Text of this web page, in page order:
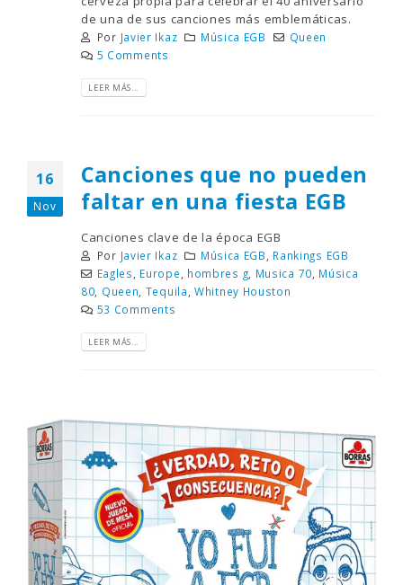
de una de sus canciones más emblemáticas.
Por Javier Ikaz Música EGB
Queen
5 Comments
LEER MÁS...
16
Nov
Canciones que no pueden
faltar en una fiesta EGB
Canciones clave de la época EGB
Por Javier Ikaz Música EGB
Rankings EGB
Eagles
Europe hombres g Musica 70 Música
80 Queen Tequila ,Whitney Houston
53 Comments
LEER MÁS...